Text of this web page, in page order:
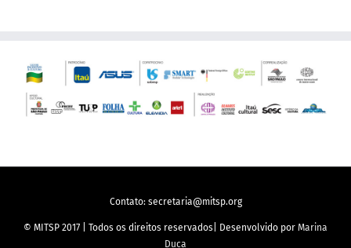
Contato: secretaria@mitsp.org
© MITSP 2017 | Todos os direitos reservados| Desenvolvido por Marina
Duca